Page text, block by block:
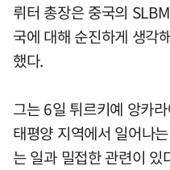
뤼터 총장은 중국의
국에 대해 순진하게 생각
했다.
그는 6일 튀르키예 앙카
태평양 지역에서 일어나
는 일과 밀접한 관련이 있